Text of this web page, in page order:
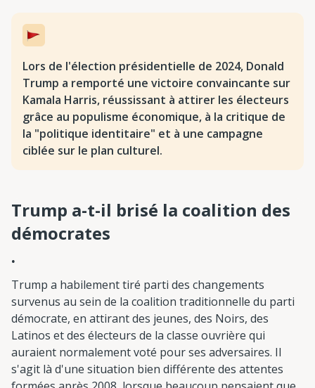
Lors de l'élection présidentielle de 2024, Donald
Trump a remporté une victoire convaincante sur
Kamala Harris, réussissant à attirer les électeurs
grâce au populisme économique, à la critique de
la "politique identitaire" et à une campagne
ciblée sur le plan culturel.
Trump a-t-il brisé la coalition des
démocrates
.
Trump a habilement tiré parti des changements
survenus au sein de la coalition traditionnelle du parti
démocrate, en attirant des jeunes, des Noirs, des
Latinos et des électeurs de la classe ouvrière qui
auraient normalement voté pour ses adversaires. Il
s'agit là d'une situation bien différente des attentes